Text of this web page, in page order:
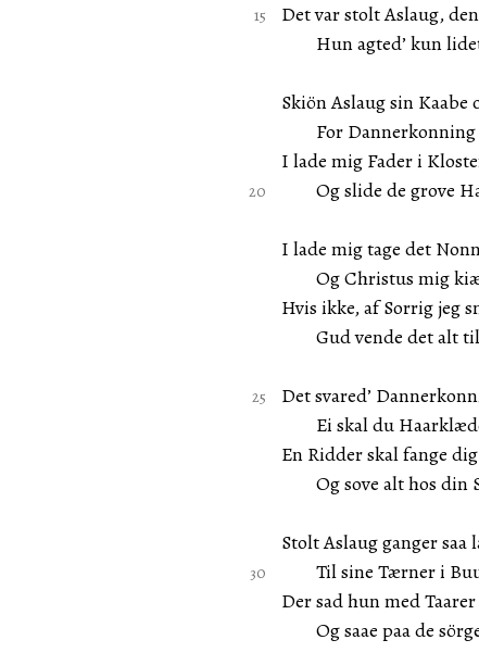
Det var stolt Aslaug,
Hun agted’ kun
Skiön Aslaug sin Kaabe
For Dannerkonning
I lade mig Fader i
Og slide de grove
I lade mig tage det
Og Christus mig
Hvis ikke, af Sorrig jeg
Gud vende det alt til
Det svared’
Ei skal du
En Ridder skal fange
Og sove alt hos din
Stolt Aslaug ganger saa
Til sine Tærner i
Der sad hun med
Og saae paa de